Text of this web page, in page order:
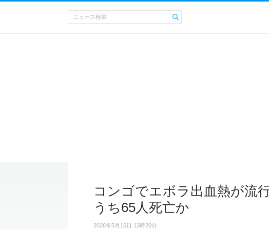
コンゴでエボラ出血熱が流
うち65人死亡か
2026年5月16日 13時20分